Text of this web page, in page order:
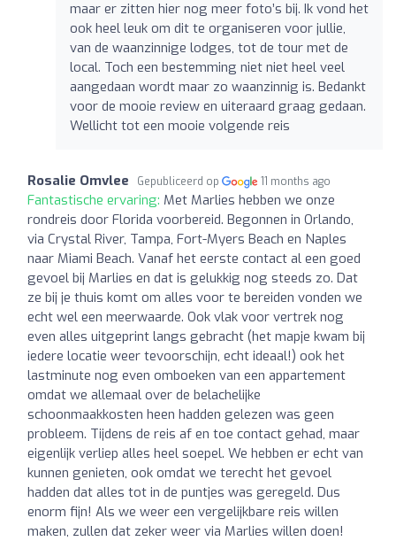
maar er zitten hier nog meer foto’s bij. Ik vond het
ook heel leuk om dit te organiseren voor jullie,
van de waanzinnige lodges, tot de tour met de
local. Toch een bestemming niet niet heel veel
aangedaan wordt maar zo waanzinnig is. Bedankt
voor de mooie review en uiteraard graag gedaan.
Wellicht tot een mooie volgende reis
Rosalie Omvlee Gepubliceerd op 11 months ago
Fantastische ervaring: Met Marlies hebben we onze
rondreis door Florida voorbereid. Begonnen in Orlando,
via Crystal River, Tampa, Fort-Myers Beach en Naples
naar Miami Beach. Vanaf het eerste contact al een goed
gevoel bij Marlies en dat is gelukkig nog steeds zo. Dat
ze bij je thuis komt om alles voor te bereiden vonden we
echt wel een meerwaarde. Ook vlak voor vertrek nog
even alles uitgeprint langs gebracht (het mapje kwam bij
iedere locatie weer tevoorschijn, echt ideaal!) ook het
lastminute nog even omboeken van een appartement
omdat we allemaal over de belachelijke
schoonmaakkosten heen hadden gelezen was geen
probleem. Tijdens de reis af en toe contact gehad, maar
eigenlijk verliep alles heel soepel. We hebben er echt van
kunnen genieten, ook omdat we terecht het gevoel
hadden dat alles tot in de puntjes was geregeld. Dus
enorm fijn! Als we weer een vergelijkbare reis willen
maken, zullen dat zeker weer via Marlies willen doen!